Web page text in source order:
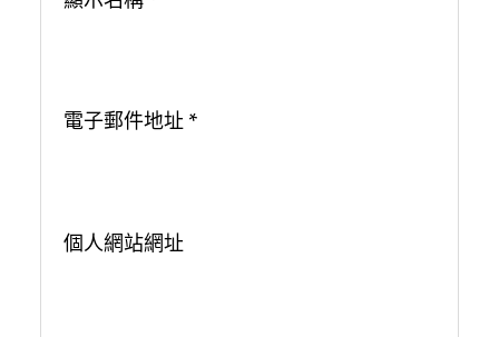
電子郵件地址 *
個人網站網址